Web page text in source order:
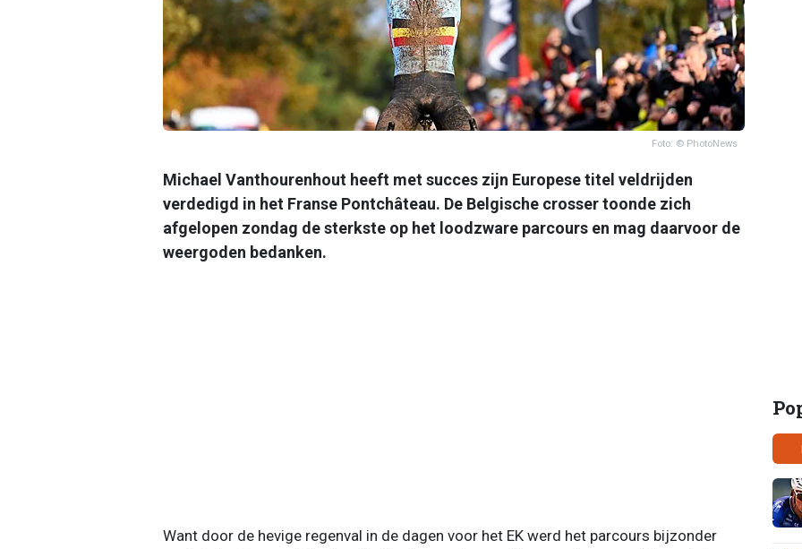
Foto: © PhotoNews
Michael Vanthourenhout heeft met succes zijn Europese titel veldrijden
verdedigd in het Franse Pontchâteau. De Belgische crosser toonde zich
afgelopen zondag de sterkste op het loodzware parcours en mag daarvoor de
weergoden bedanken.
Want door de hevige regenval in de dagen voor het EK werd het parcours bijzonder